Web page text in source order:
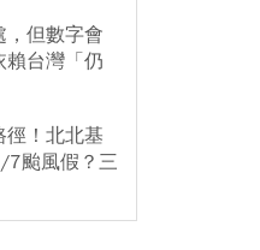
，但數字會
賴台灣「仍
徑！北北基
7颱風假？三